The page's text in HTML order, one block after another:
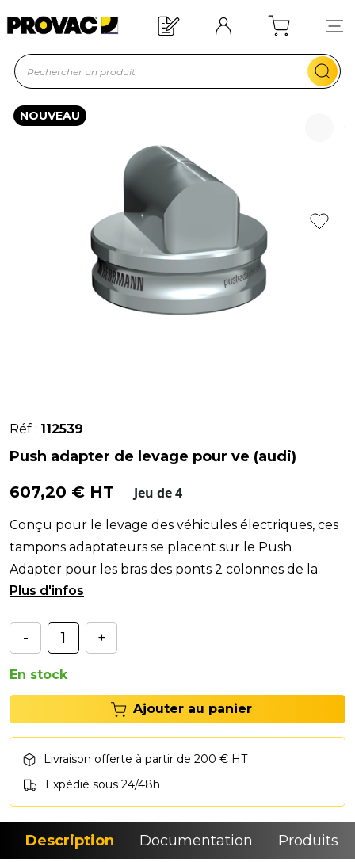
Offre de bienvenue : 20€ offerts !
En savoir plus
NOUVEAU
Réf : 112539
Push adapter de levage pour ve (audi)
607,20 € HT Jeu de 4
Conçu pour le levage des véhicules électriques, ces
tampons adaptateurs se placent sur le Push
Adapter pour les bras des ponts 2 colonnes de la
gamme
- +
En stock
Ajouter au panier
Livraison offerte à partir de 200 € HT
Expédié sous 24/48h
Description Documentation Produits